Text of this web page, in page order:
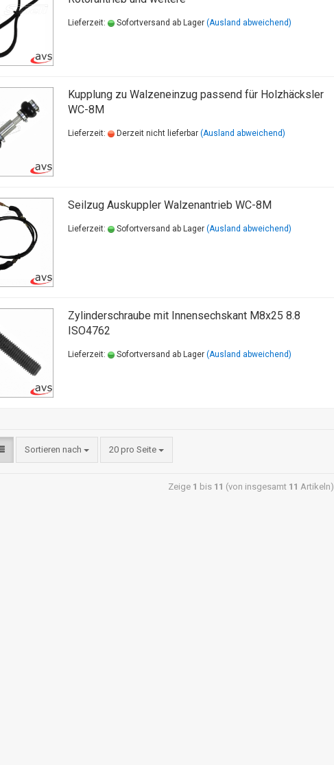
Lieferzeit: Sofortversand ab Lager (Ausland abweichend)
Kupplung zu Walzeneinzug passend für Holzhäcksler
WC-8M
Lieferzeit: Derzeit nicht lieferbar (Ausland abweichend)
Seilzug Auskuppler Walzenantrieb WC-8M
Lieferzeit: Sofortversand ab Lager (Ausland abweichend)
Zylinderschraube mit Innensechskant M8x25 8.8
ISO4762
Lieferzeit: Sofortversand ab Lager (Ausland abweichend)
Sortieren nach 20 pro Seite
Zeige 1 bis 11 (von insgesamt 11 Artikeln)